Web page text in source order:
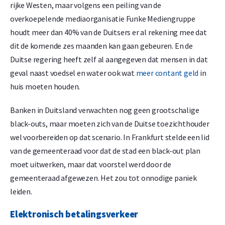
rijke Westen, maar volgens een peiling van de
overkoepelende mediaorganisatie Funke Mediengruppe
houdt meer dan 40% van de Duitsers er al rekening mee dat
dit de komende zes maanden kan gaan gebeuren. En de
Duitse regering heeft zelf al aangegeven dat mensen in dat
geval naast voedsel en water ook wat meer contant geld in
huis moeten houden.
Banken in Duitsland verwachten nog geen grootschalige
black-outs, maar moeten zich van de Duitse toezichthouder
wel voorbereiden op dat scenario. In Frankfurt stelde een lid
van de gemeenteraad voor dat de stad een black-out plan
moet uitwerken, maar dat voorstel werd door de
gemeenteraad afgewezen. Het zou tot onnodige paniek
leiden.
Elektronisch betalingsverkeer